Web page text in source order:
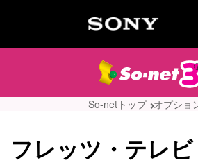
So-netトップ オプショ
フレッツ・テレビ